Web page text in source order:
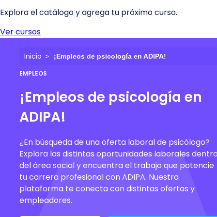
Inicio ¡Empleos de psicología en ADIPA!
EMPLEOS
¡Empleos de psicología en
ADIPA!
¿En búsqueda de una oferta laboral de psicólogo?
Explora las distintas oportunidades laborales
del área social y encuentra el trabajo que potencie
tu carrera profesional con ADIPA. Nuestra
plataforma te conecta con distintas ofertas y
empleadores.